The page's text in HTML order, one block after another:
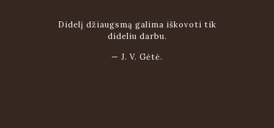
Didelį džiaugsmą galima iškovoti tik
dideliu darbu.
— J. V. Gėtė.